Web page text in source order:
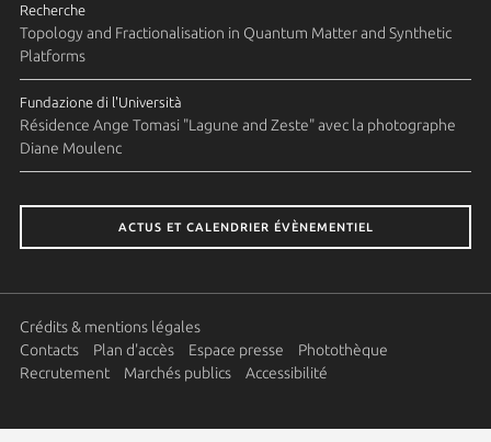
Recherche
Topology and Fractionalisation in Quantum Matter and Synthetic
Platforms
Fundazione di l'Università
Résidence Ange Tomasi "Lagune and Zeste" avec la photographe
Diane Moulenc
ACTUS ET CALENDRIER ÉVÈNEMENTIEL
Crédits & mentions légales
Contacts
Plan d'accès Espace presse
Photothèque
Recrutement
Marchés publics Accessibilité